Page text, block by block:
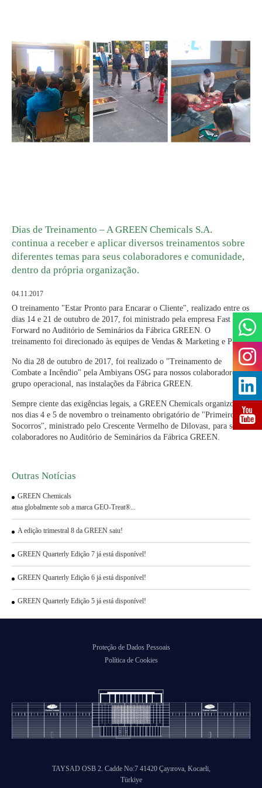
Dias de Treinamento – A GREEN Chemicals S.A.
continua a receber e aplicar diversos treinamentos sobre
diferentes temas para seus colaboradores e comunidade,
dentro da própria organização.
04.11.2017
O treinamento "Estar Pronto para Encarar o Cliente", realizado entre os
dias 14 e 21 de outubro de 2017, foi ministrado pela empresa Fast
Forward no Auditório de Seminários da Fábrica GREEN. O
treinamento foi direcionado às equipes de Vendas & Marketing e P&D.
No dia 28 de outubro de 2017, foi realizado o "Treinamento de
Combate a Incêndio" pela Ambiyans OSG para nossos colaboradores do
grupo operacional, nas instalações da Fábrica GREEN.
Sempre ciente das exigências legais, a GREEN Chemicals organizou
nos dias 4 e 5 de novembro o treinamento obrigatório de "Primeiros
Socorros", ministrado pelo Crescente Vermelho de Dilovası, para seus
colaboradores no Auditório de Seminários da Fábrica GREEN.
Outras Notícias
GREEN Chemicals
atua globalmente sob a marca GEO-Treat®...
A edição trimestral 8 da GREEN saiu!
GREEN Quarterly Edição 7 já está disponível!
GREEN Quarterly Edição 6 já está disponível!
GREEN Quarterly Edição 5 já está disponível!
Proteção de Dados Pessoais
Política de Cookies
TAYSAD OSB 2. Cadde No:7 41420 Çayırova, Kocaeli,
Türkiye
TreatON®